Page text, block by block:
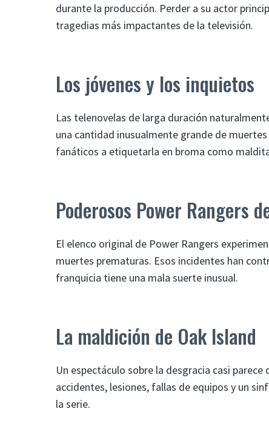
durante la producción. Perder a su actor
tragedias más impactantes de la televisión.
Los jóvenes y los inquietos
Las telenovelas de larga duración
una cantidad inusualmente grande de
fanáticos a etiquetarla en broma como
Poderosos Power Rangers
El elenco original de Power Rangers
muertes prematuras. Esos incidentes han
franquicia tiene una mala suerte inusual.
La maldición de Oak Island
Un espectáculo sobre la desgracia casi
accidentes, lesiones, fallas de equipos y un
la serie.